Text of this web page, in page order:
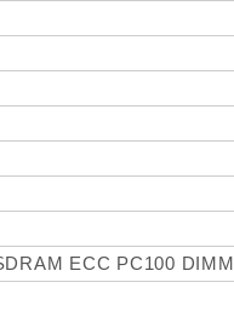
ECC PC100 DIMM